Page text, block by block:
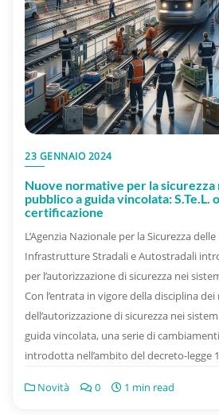
23 GENNAIO 2024
Nuove normative per la
pubblico a guida vincolata:
certificazione
L’Agenzia Nazionale per la Sicurezza
Infrastrutture Stradali e Autostradali
per l’autorizzazione di sicurezza nei
Con l’entrata in vigore della disciplina
dell’autorizzazione di sicurezza nei
guida vincolata, una serie di
introdotta nell’ambito del decreto-legge
Novità 0 1 min read